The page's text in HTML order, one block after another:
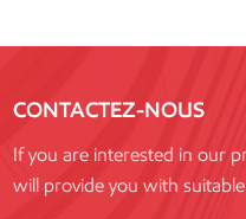
CONTACTEZ-NOUS
If you are interested in our
will provide you with